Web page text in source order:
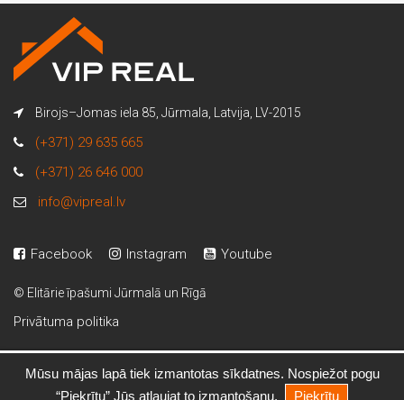
Kristiāns Ķikuts
Birojs–Jomas iela 85, Jūrmala, Latvija, LV-2015
(+371) 29 635 665
(+371) 26 646 000
info@vipreal.lv
Facebook Instagram Youtube
© Elitārie īpašumi Jūrmalā un Rīgā
Privātuma politika
Mūsu mājas lapā tiek izmantotas sīkdatnes. Nospiežot pogu
“Piekrītu” Jūs atļaujat to izmantošanu.
Piekrītu